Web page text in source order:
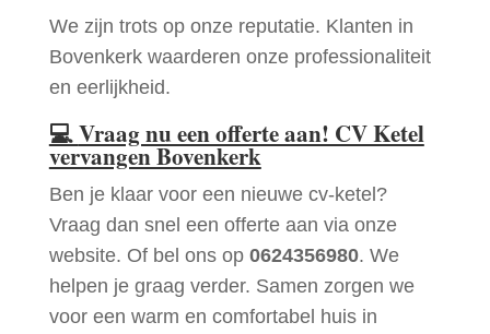
We zijn trots op onze reputatie. Klanten in
Bovenkerk waarderen onze professionaliteit
en eerlijkheid.
💻Vraag nu een offerte aan! CV Ketel
vervangen Bovenkerk
Ben je klaar voor een nieuwe cv-ketel?
Vraag dan snel een offerte aan via onze
website. Of bel ons op 0624356980. We
helpen je graag verder. Samen zorgen we
voor een warm en comfortabel huis in